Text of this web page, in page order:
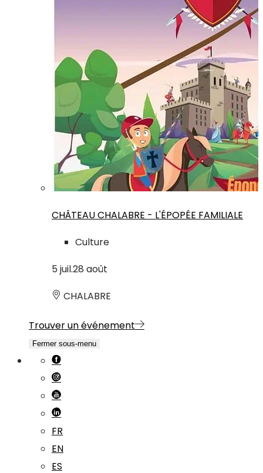
CHÂTEAU CHALABRE - L'ÉPOPÉE FAMILIALE
Culture
5 juil.28 août
CHALABRE
Trouver un événement
Fermer sous-menu
FR
EN
ES